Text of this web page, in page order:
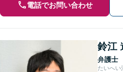
電話でお問い合わせ
鈴江
弁護士
たいへい